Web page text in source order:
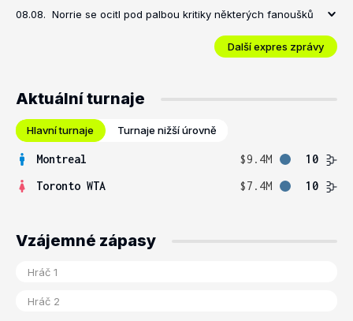
08.08. Norrie se ocitl pod palbou kritiky některých fanoušků
Další expres zprávy
Aktuální turnaje
Hlavní turnaje Turnaje nižší úrovně
Montreal $9.4M
10
Toronto WTA
$7.4M 10
Vzájemné zápasy